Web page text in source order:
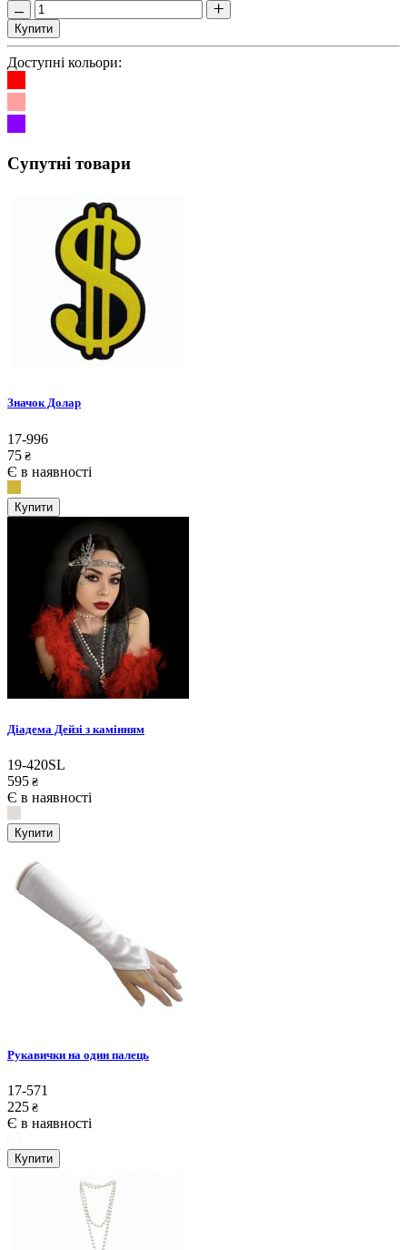
Купити
Доступні кольори:
Супутні товари
Значок Долар
17-996
75 ₴
Є в наявності
Купити
Діадема Дейзі з камінням
19-420SL
595 ₴
Є в наявності
Купити
Рукавички на один палець
17-571
225 ₴
Є в наявності
Купити